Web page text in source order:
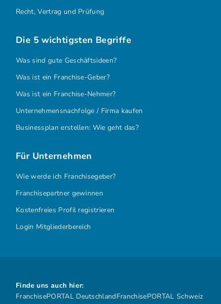
Recht, Vertrag und Prüfung
Die 5 wichtigsten Begriffe
Was sind gute Geschäftsideen?
Was ist ein Franchise-Geber?
Was ist ein Franchise-Nehmer?
Unternehmensnachfolge / Firma kaufen
Businessplan erstellen: Wie geht das?
Für Unternehmen
Wie werde ich Franchisegeber?
Franchisepartner gewinnen
Kostenfreies Profil registrieren
Login Mitgliederbereich
Finde uns auch hier:
FranchisePORTAL DeutschlandFranchisePORTAL Schweiz